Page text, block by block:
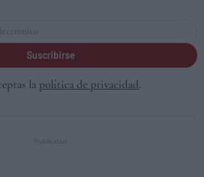
Suscribirse
la política de privacidad.